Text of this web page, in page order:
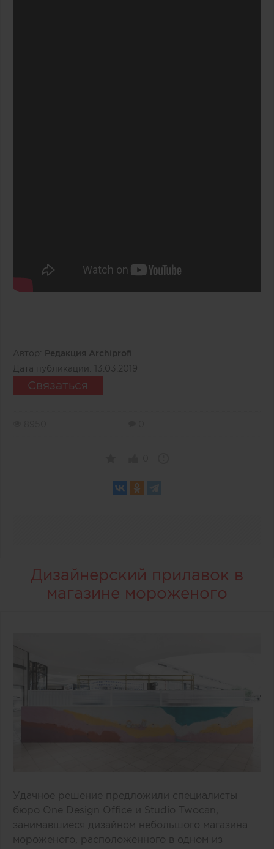
Автор:
Редакция Archiprofi
Дата публикации:
13.03.2019
Связаться
Дизайнерский прилавок в
магазине мороженого
Удачное решение предложили специалисты
бюро One Design Office и Studio Twocan,
занимавшиеся дизайном небольшого магазина
мороженого, расположенного в одном из